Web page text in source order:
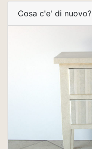
Cosa c'e' di nuovo?